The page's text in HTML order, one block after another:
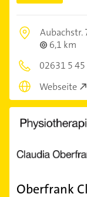
Aubachstr.
6,1 km
02631 5 45
Webseite
Oberfrank